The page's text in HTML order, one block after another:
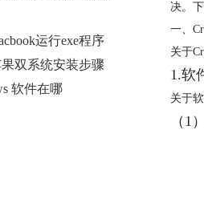
运行exe程序
双系统安装步骤
软件在哪
决。
一、
关于
1.软
关于
（1